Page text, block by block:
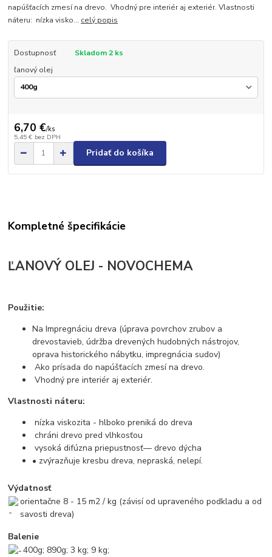
napúšťacích zmesí na drevo. Vhodný pre interiér aj exteriér. Vlastnosti
náteru: nízka visko... celý popis
Dostupnosť
Skladom 2 ks
ľanový olej
6,70 €/ks
5,45 € bez DPH
Pridať do košíka
Kompletné špecifikácie
ĽANOVÝ OLEJ - NOVOCHEMA
Použitie:
Na Impregnáciu dreva (úprava povrchov zrubov a
drevostavieb, údržba drevených hudobných nástrojov,
oprava historického nábytku, impregnácia sudov)
Ako prísada do napúšťacích zmesí na drevo.
Vhodný pre interiér aj exteriér.
Vlastnosti náteru:
nízka viskozita - hlboko preniká do dreva
chráni drevo pred vlhkosťou
vysoká difúzna priepustnosť— drevo dýcha
• zvýrazňuje kresbu dreva, nepraská, nelepí.
Výdatnosť
orientačne 8 - 15 m2 / kg (závisí od upraveného podkladu a od
savosti dreva)
Balenie
400g; 890g; 3 kg; 9 kg;